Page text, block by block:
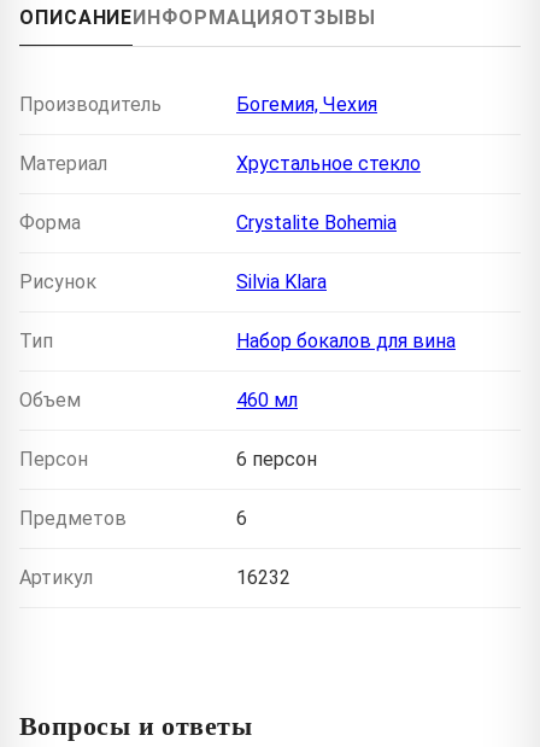
ОПИСАНИЕИНФОРМАЦИЯОТЗЫВЫ
Производитель Богемия, Чехия
Материал Хрустальное стекло
Форма Crystalite Bohemia
Рисунок Silvia Klara
Тип Набор бокалов для вина
Объем 460 мл
Персон 6 персон
Предметов 6
Артикул 16232
Вопросы и ответы